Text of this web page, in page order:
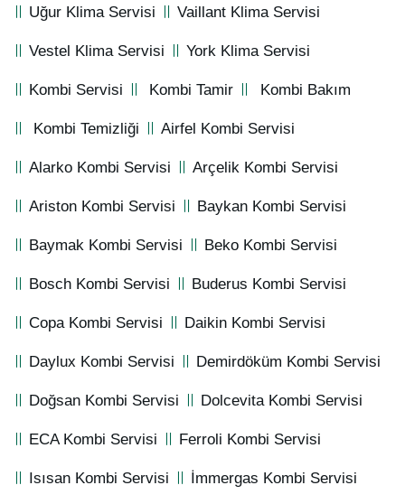
Uğur Klima Servisi Vaillant Klima Servisi
Vestel Klima Servisi York Klima Servisi
Kombi Servisi Kombi Tamir Kombi Bakım
Kombi Temizliği Airfel Kombi Servisi
Alarko Kombi Servisi Arçelik Kombi Servisi
Ariston Kombi Servisi Baykan Kombi Servisi
Baymak Kombi Servisi Beko Kombi Servisi
Bosch Kombi Servisi Buderus Kombi Servisi
Copa Kombi Servisi Daikin Kombi Servisi
Daylux Kombi Servisi Demirdöküm Kombi Servisi
Doğsan Kombi Servisi Dolcevita Kombi Servisi
ECA Kombi Servisi Ferroli Kombi Servisi
Isısan Kombi Servisi İmmergas Kombi Servisi